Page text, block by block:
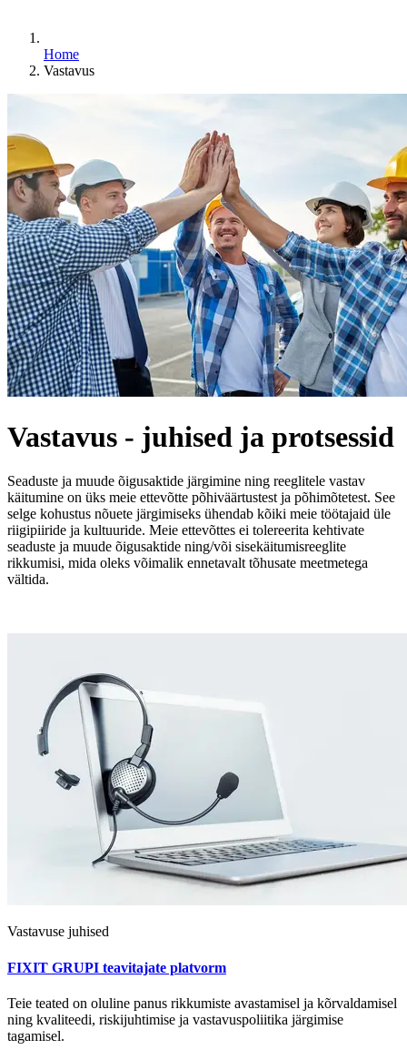
Home
Vastavus
Vastavus - juhised ja protsessid
Seaduste ja muude õigusaktide järgimine ning reeglitele vastav
käitumine on üks meie ettevõtte põhiväärtustest ja põhimõtetest. See
selge kohustus nõuete järgimiseks ühendab kõiki meie töötajaid üle
riigipiiride ja kultuuride. Meie ettevõttes ei tolereerita kehtivate
seaduste ja muude õigusaktide ning/või sisekäitumisreeglite
rikkumisi, mida oleks võimalik ennetavalt tõhusate meetmetega
vältida.
Vastavuse juhised
FIXIT GRUPI teavitajate platvorm
Teie teated on oluline panus rikkumiste avastamisel ja kõrvaldamisel
ning kvaliteedi, riskijuhtimise ja vastavuspoliitika järgimise
tagamisel.